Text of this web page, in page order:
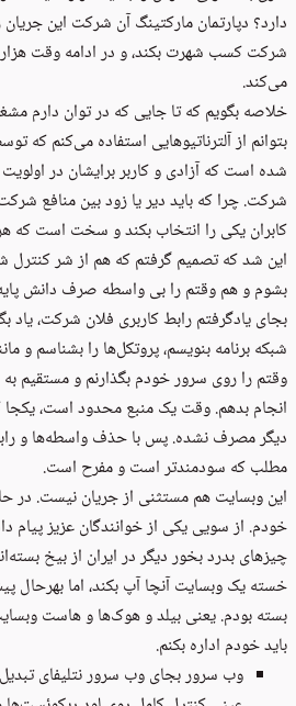
دارد؟ دپارتمان مارکتینگ آن شرکت این جریان
شرکت کسب شهرت بکند، و در ادامه وقت
می‌کند.
خلاصه بگویم که تا جایی که در توان دارم
بتوانم از آلترناتیوهایی استفاده می‌کنم که
شده است که آزادی و کاربر برایشان در
شرکت. چرا که باید دیر یا زود بین منافع
کابران یکی را انتخاب بکند و سخت است که
این شد که تصمیم گرفتم که هم از شر
بشوم و هم وقتم را بی واسطه صرف دانش
بجای یادگرفتم رابط کاربری فلان شرکت، یاد
شبکه برنامه بنویسم، پروتکل‌ها را بشناسم و
وقتم را روی سرور خودم بگذارنم و مستقیم
انجام بدهم. وقت یک منبع محدود است،
دیگر مصرف نشده. پس با حذف واسطه‌ها و
مطلب که سودمندتر است و مفرح است.
این وبسایت هم مستثنی از جریان نیست. در
خودم. از سویی یکی از خوانندگان عزیز پیام
چیزهای بدرد بخور دیگر در ایران از بیخ
خسته یک وبسایت آنچا آپ بکند، اما بهرحال
بسته بودم. یعنی بیلد و هوک‌ها و هاست
باید خودم اداره بکنم.